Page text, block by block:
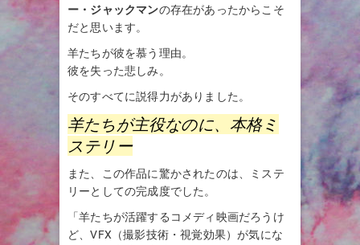
ー・ジャックマンの存在があったからこそ
だと思います。
羊たちが彼を慕う理由。
彼を失った悲しみ。
そのすべてに説得力がありました。
羊たちが主役なのに、本格ミ
ステリー
また、この作品に驚かされたのは、ミステ
リーとしての完成度でした。
「羊たちが活躍するコメディ映画だろうけ
ど、VFX（撮影技術・視覚効果）が気にな